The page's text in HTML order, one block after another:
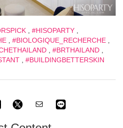
, #HISOPARTY,
#BIOLOGIQUE_RECHERCHE
#BRTHAILAND
#BUILDINGBETTERSKIN